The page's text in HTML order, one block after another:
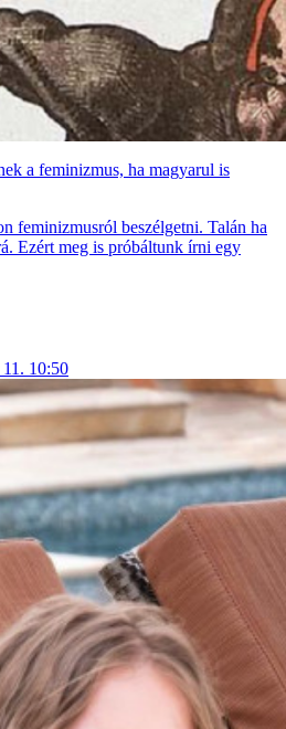
a feminizmus, ha magyarul is
feminizmusról beszélgetni. Talán ha
Ezért meg is próbáltunk írni egy
10:50